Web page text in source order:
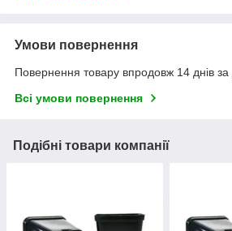
Умови повернення
Повернення товару впродовж 14 днів
Всі умови повернення
Подібні товари компанії